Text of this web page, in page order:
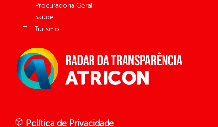
Procuradoria Geral
Saúde
Turismo
Política de Privacidade